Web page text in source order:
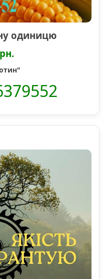
одиницю